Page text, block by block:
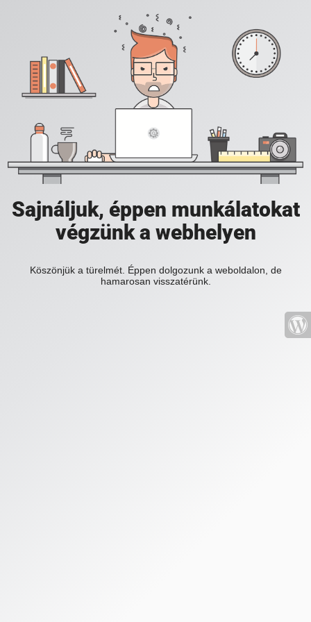
Sajnáljuk, éppen munkálatokat
végzünk a webhelyen
Köszönjük a türelmét. Éppen dolgozunk a weboldalon, de
hamarosan visszatérünk.